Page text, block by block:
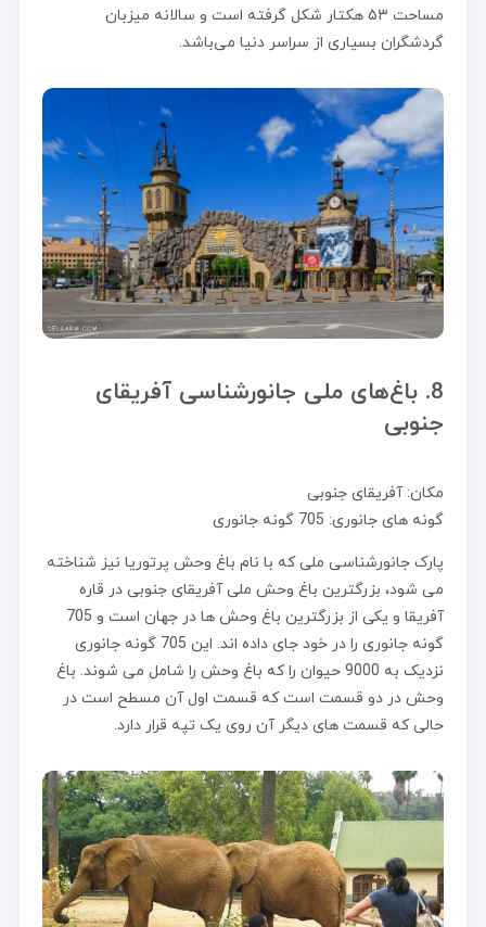
مساحت ۵۳ هکتار شکل گرفته است و سالانه میزبان
گردشگران بسیاری از سراسر دنیا می‌باشد.
8. باغ‌های ملی جانورشناسی آفریقای
جنوبی
مکان: آفریقای جنوبی
گونه های جانوری: 705 گونه جانوری
پارک جانورشناسی ملی که با نام باغ وحش پرتوریا نیز شناخته
می شود، بزرگترین باغ وحش ملی آفریقای جنوبی در قاره
آفریقا و یکی از بزرگترین باغ وحش ها در جهان است و 705
گونه جانوری را در خود جای داده اند. این 705 گونه جانوری
نزدیک به 9000 حیوان را که باغ وحش را شامل می شوند. باغ
وحش در دو قسمت است که قسمت اول آن مسطح است در
حالی که قسمت های دیگر آن روی یک تپه قرار دارد.